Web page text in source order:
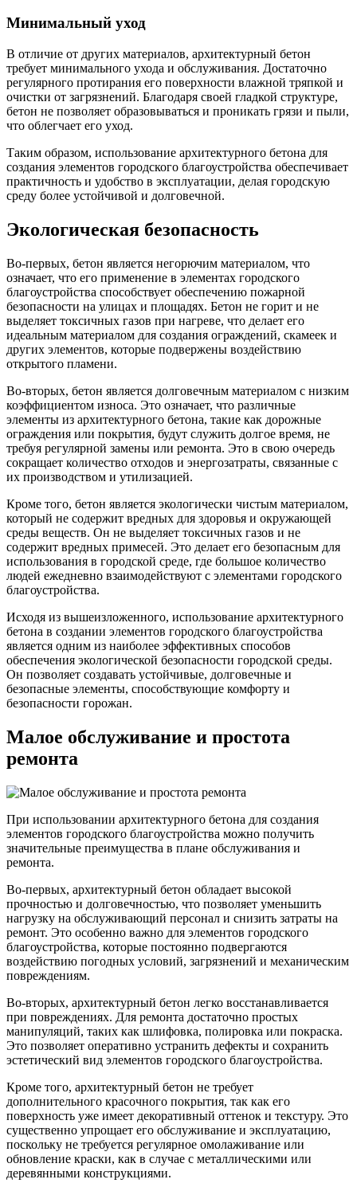
Минимальный уход
В отличие от других материалов, архитектурный бетон
требует минимального ухода и обслуживания. Достаточно
регулярного протирания его поверхности влажной тряпкой и
очистки от загрязнений. Благодаря своей гладкой структуре,
бетон не позволяет образовываться и проникать грязи и пыли,
что облегчает его уход.
Таким образом, использование архитектурного бетона для
создания элементов городского благоустройства обеспечивает
практичность и удобство в эксплуатации, делая городскую
среду более устойчивой и долговечной.
Экологическая безопасность
Во-первых, бетон является негорючим материалом, что
означает, что его применение в элементах городского
благоустройства способствует обеспечению пожарной
безопасности на улицах и площадях. Бетон не горит и не
выделяет токсичных газов при нагреве, что делает его
идеальным материалом для создания ограждений, скамеек и
других элементов, которые подвержены воздействию
открытого пламени.
Во-вторых, бетон является долговечным материалом с низким
коэффициентом износа. Это означает, что различные
элементы из архитектурного бетона, такие как дорожные
ограждения или покрытия, будут служить долгое время, не
требуя регулярной замены или ремонта. Это в свою очередь
сокращает количество отходов и энергозатраты, связанные с
их производством и утилизацией.
Кроме того, бетон является экологически чистым материалом,
который не содержит вредных для здоровья и окружающей
среды веществ. Он не выделяет токсичных газов и не
содержит вредных примесей. Это делает его безопасным для
использования в городской среде, где большое количество
людей ежедневно взаимодействуют с элементами городского
благоустройства.
Исходя из вышеизложенного, использование архитектурного
бетона в создании элементов городского благоустройства
является одним из наиболее эффективных способов
обеспечения экологической безопасности городской среды.
Он позволяет создавать устойчивые, долговечные и
безопасные элементы, способствующие комфорту и
безопасности горожан.
Малое обслуживание и простота
ремонта
При использовании архитектурного бетона для создания
элементов городского благоустройства можно получить
значительные преимущества в плане обслуживания и
ремонта.
Во-первых, архитектурный бетон обладает высокой
прочностью и долговечностью, что позволяет уменьшить
нагрузку на обслуживающий персонал и снизить затраты на
ремонт. Это особенно важно для элементов городского
благоустройства, которые постоянно подвергаются
воздействию погодных условий, загрязнений и механическим
повреждениям.
Во-вторых, архитектурный бетон легко восстанавливается
при повреждениях. Для ремонта достаточно простых
манипуляций, таких как шлифовка, полировка или покраска.
Это позволяет оперативно устранить дефекты и сохранить
эстетический вид элементов городского благоустройства.
Кроме того, архитектурный бетон не требует
дополнительного красочного покрытия, так как его
поверхность уже имеет декоративный оттенок и текстуру. Это
существенно упрощает его обслуживание и эксплуатацию,
поскольку не требуется регулярное омолаживание или
обновление краски, как в случае с металлическими или
деревянными конструкциями.